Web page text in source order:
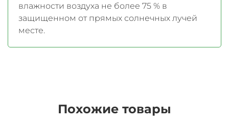
влажности воздуха не более 75 % в
защищенном от прямых солнечных лучей
месте.
Похожие товары